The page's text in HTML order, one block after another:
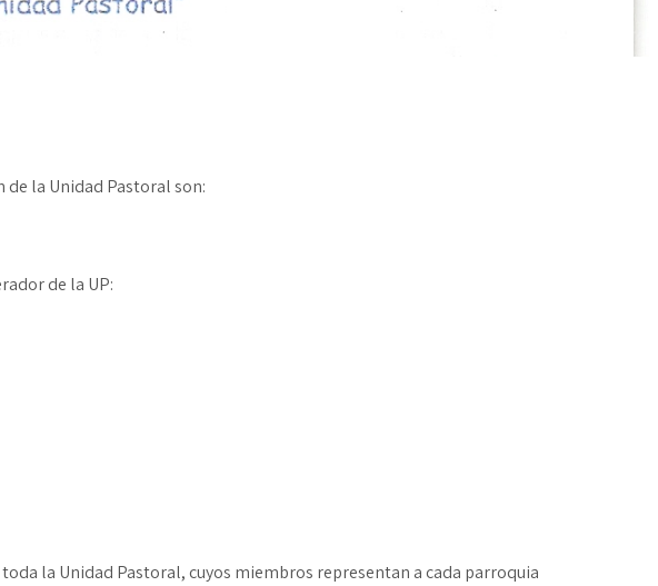
la Unidad Pastoral son:
de la UP:
la Unidad Pastoral, cuyos miembros representan a cada parroquia